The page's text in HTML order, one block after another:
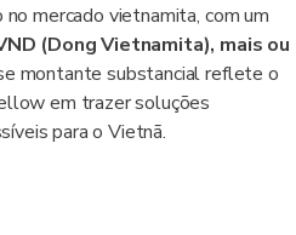
mercado vietnamita, com um
(Dong Vietnamita), mais ou
montante substancial reflete o
em trazer soluções
para o Vietnã.